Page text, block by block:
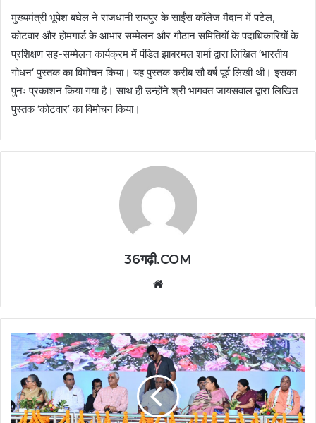
मुख्यमंत्री भूपेश बघेल ने राजधानी रायपुर के साईंस कॉलेज मैदान में पटेल,
कोटवार और होमगार्ड के आभार सम्मेलन और गौठान समितियों के पदाधिकारियों के
प्रशिक्षण सह-सम्मेलन कार्यक्रम में पंडित झाबरमल शर्मा द्वारा लिखित ‘भारतीय
गोधन‘ पुस्तक का विमोचन किया। यह पुस्तक करीब सौ वर्ष पूर्व लिखी थी। इसका
पुनः प्रकाशन किया गया है। साथ ही उन्होंने श्री भागवत जायसवाल द्वारा लिखित
पुस्तक ‘कोटवार’ का विमोचन किया।
36गढ़ी.COM